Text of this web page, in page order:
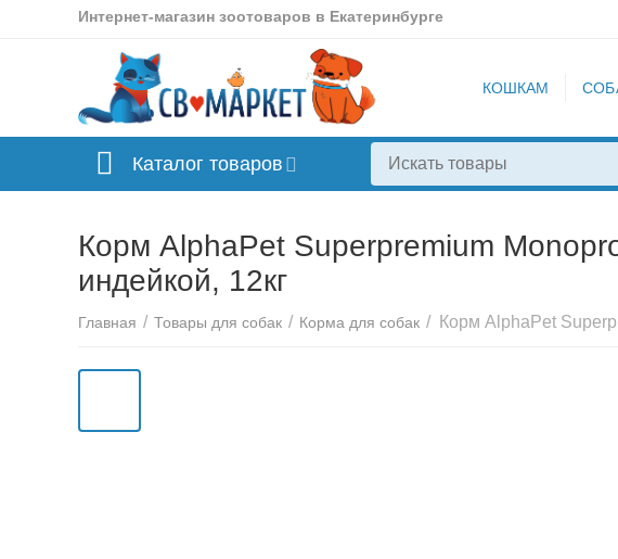
Интернет-магазин зоотоваров в Екатеринбурге
КОШКАМ
Каталог товаров
Корм AlphaPet Superpremium
индейкой, 12кг
Главная / Товары для собак / Корма для собак /